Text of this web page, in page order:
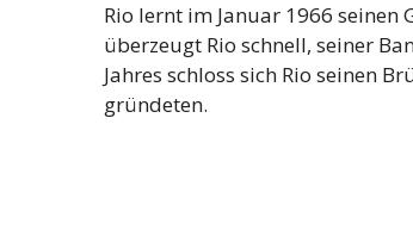
Rio lernt im Januar 1966 seinen
überzeugt Rio schnell, seiner
Jahres schloss sich Rio seinen
gründeten.